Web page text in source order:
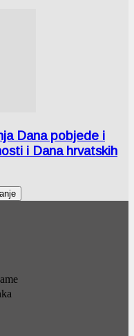
Dana pobjede i
i Dana hrvatskih